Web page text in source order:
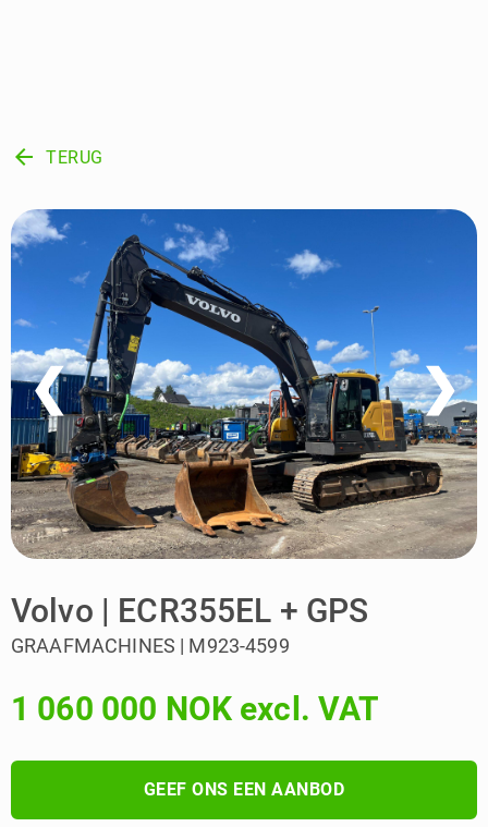
arrow_back TERUG
❮ ❯
Volvo | ECR355EL + GPS
GRAAFMACHINES | M923-4599
1 060 000 NOK excl. VAT
GEEF ONS EEN AANBOD